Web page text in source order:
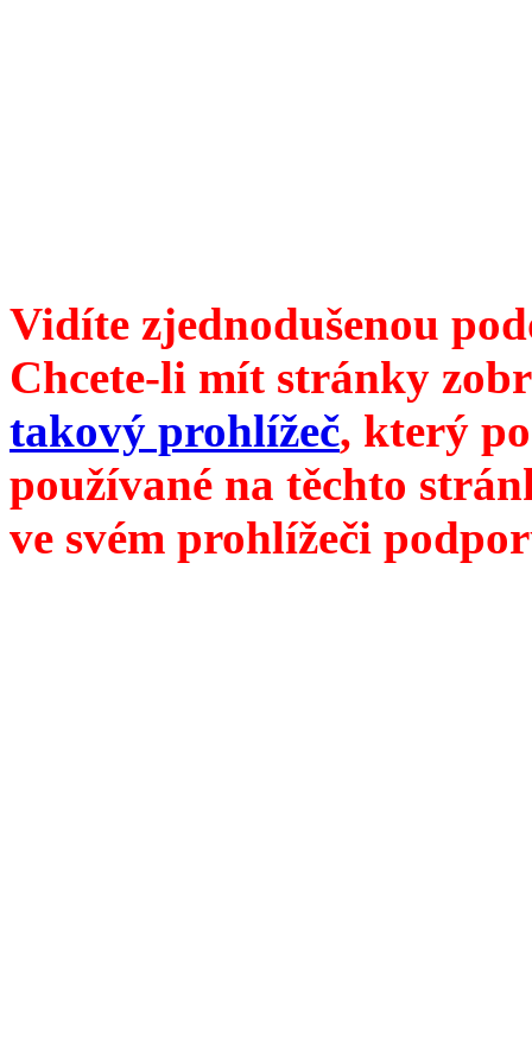
Vidíte zjednodušenou
Chcete-li mít stránky
takový prohlížeč, který
používané na těchto
ve svém prohlížeči